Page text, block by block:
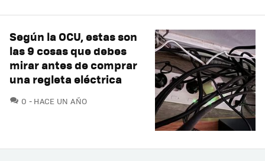
Según la OCU, estas son
las 9 cosas que debes
mirar antes de comprar
una regleta eléctrica
0 COMENTARIOS
HACE UN AÑO